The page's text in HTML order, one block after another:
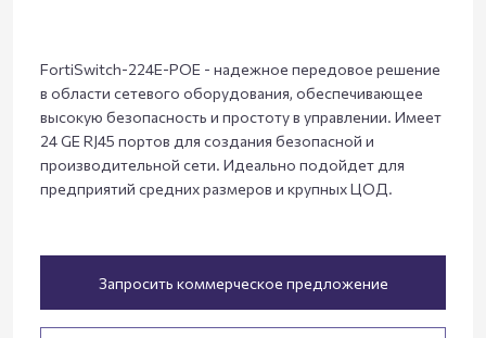
FortiSwitch-224E-POE - надежное передовое решение
в области сетевого оборудования, обеспечивающее
высокую безопасность и простоту в управлении. Имеет
24 GE RJ45 портов для создания безопасной и
производительной сети. Идеально подойдет для
предприятий средних размеров и крупных ЦОД.
Запросить коммерческое предложение